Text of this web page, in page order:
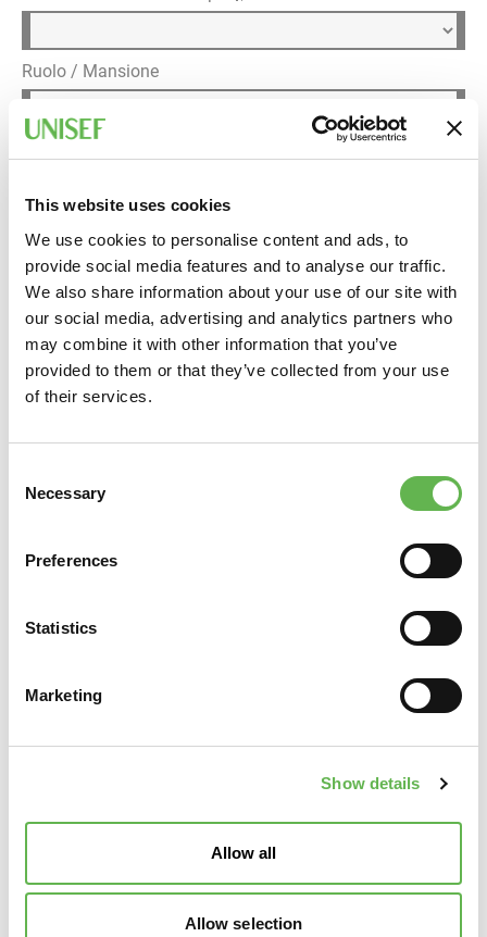
This website uses cookies
We use cookies to personalise content and ads, to
provide social media features and to analyse our traffic.
We also share information about your use of our site with
our social media, advertising and analytics partners who
may combine it with other information that you’ve
provided to them or that they’ve collected from your use
of their services.
Selection
Necessary
Preferences
Statistics
Marketing
Show details
Allow all
Allow selection
Ruolo / Mansione
Informativa privacy
Pordenone